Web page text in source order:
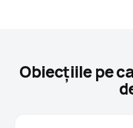
Obiecțiile pe